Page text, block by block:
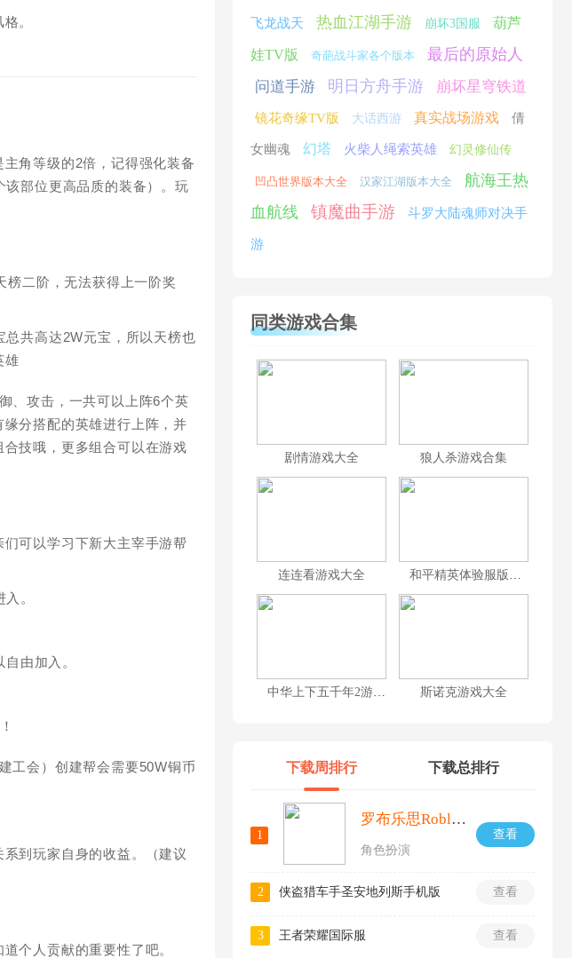
。
角等级的2倍，记得强化装备
部位更高品质的装备）。玩
榜二阶，无法获得上一阶奖
总共高达2W元宝，所以天榜也
雄
、攻击，一共可以上阵6个英
分搭配的英雄进行上阵，并
技哦，更多组合可以在游戏
可以学习下新大主宰手游帮
。
由加入。
工会）创建帮会需要50W铜币
到玩家自身的收益。（建议
个人贡献的重要性了吧。
飞龙战天 热血江湖手游 崩坏3国服 葫芦
娃TV版 奇葩战斗家各个版本 最后的原始人
问道手游 明日方舟手游 崩坏星穹铁道
镜花奇缘TV版 大话西游 真实战场游戏 倩
女幽魂 幻塔 火柴人绳索英雄 幻灵修仙传
凹凸世界版本大全 汉家江湖版本大全
航海王热
血航线
镇魔曲手游 斗罗大陆魂师对决手
游
同类游戏合集
剧情游戏大全 狼人杀游戏合集
连连看游戏大全 和平精英体验服版本大全
中华上下五千年2游戏大全 斯诺克游戏大全
下载周排行 下载总排行
1 查看
罗布乐思Roblox国际服
角色扮演
2 查看
侠盗猎车手圣安地列斯手机版
3 查看
王者荣耀国际服